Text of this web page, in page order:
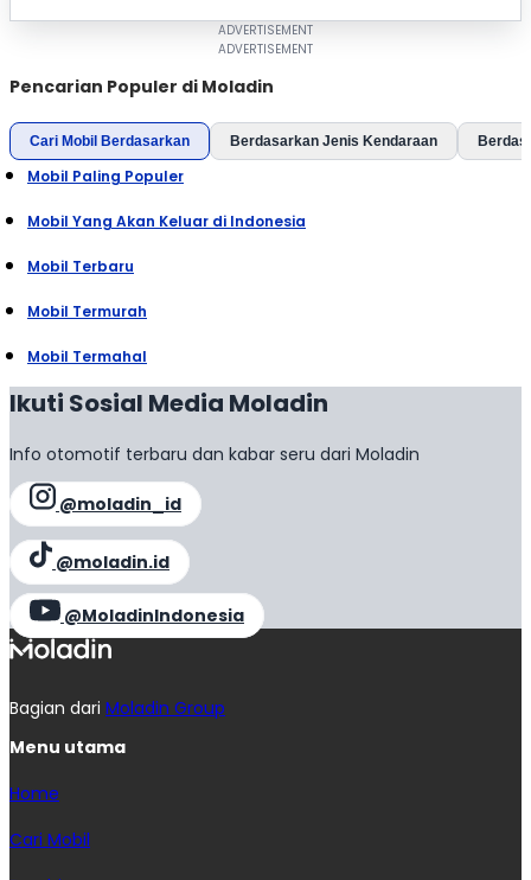
Pencarian Populer di Moladin
Cari Mobil Berdasarkan Berdasarkan Jenis Kendaraan
Mobil Paling Populer
Mobil Yang Akan Keluar di Indonesia
Mobil Terbaru
Mobil Termurah
Mobil Termahal
Ikuti Sosial Media Moladin
Info otomotif terbaru dan kabar seru dari Moladin
@moladin_id
@moladin.id
@MoladinIndonesia
Bagian dari Moladin Group
Menu utama
Home
Cari Mobil